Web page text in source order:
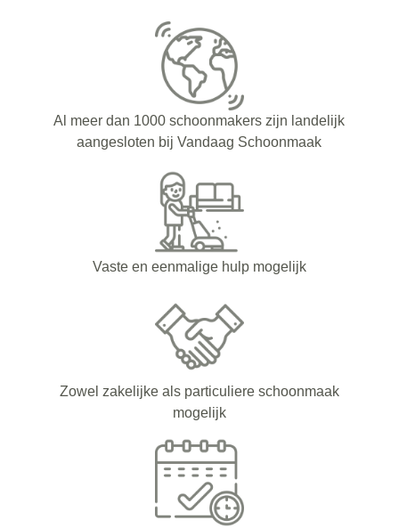
Al meer dan 1000 schoonmakers zijn landelijk
aangesloten bij Vandaag Schoonmaak
Vaste en eenmalige hulp mogelijk
Zowel zakelijke als particuliere schoonmaak
mogelijk